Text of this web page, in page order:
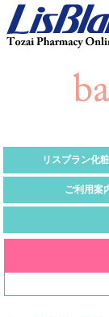
リスブラン化
ご利用案